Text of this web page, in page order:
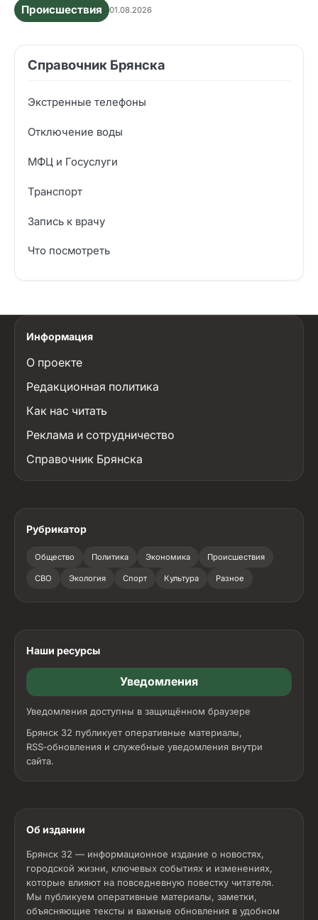
Происшествия
01.08.2026
Справочник Брянска
Экстренные телефоны
Отключение воды
МФЦ и Госуслуги
Транспорт
Запись к врачу
Что посмотреть
Информация
О проекте
Редакционная политика
Как нас читать
Реклама и сотрудничество
Справочник Брянска
Рубрикатор
Общество Политика Экономика Происшествия
СВО Экология Спорт Культура Разное
Наши ресурсы
Уведомления
Уведомления доступны в защищённом браузере
Брянск 32 публикует оперативные материалы,
RSS‑обновления и служебные уведомления внутри
сайта.
Об издании
Брянск 32 — информационное издание о новостях,
городской жизни, ключевых событиях и изменениях,
которые влияют на повседневную повестку читателя.
Мы публикуем оперативные материалы, заметки,
объясняющие тексты и важные обновления в удобном